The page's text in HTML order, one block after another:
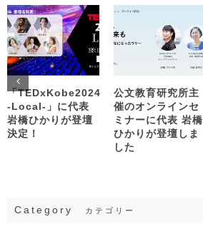
「TEDxKobe2024
-Local-」に代表
岩橋ひかりが登壇
決定！
公文教育研究所主
催のオンラインセ
ミナーに代表 岩橋
ひかりが登壇しま
した
Category カテゴリー